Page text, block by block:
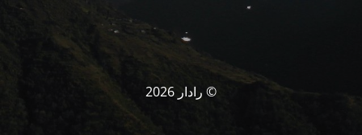
© رادار 2026